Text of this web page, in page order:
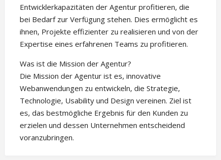
Entwicklerkapazitäten der Agentur profitieren, die
bei Bedarf zur Verfügung stehen. Dies ermöglicht es
ihnen, Projekte effizienter zu realisieren und von der
Expertise eines erfahrenen Teams zu profitieren.
Was ist die Mission der Agentur?
Die Mission der Agentur ist es, innovative
Webanwendungen zu entwickeln, die Strategie,
Technologie, Usability und Design vereinen. Ziel ist
es, das bestmögliche Ergebnis für den Kunden zu
erzielen und dessen Unternehmen entscheidend
voranzubringen.